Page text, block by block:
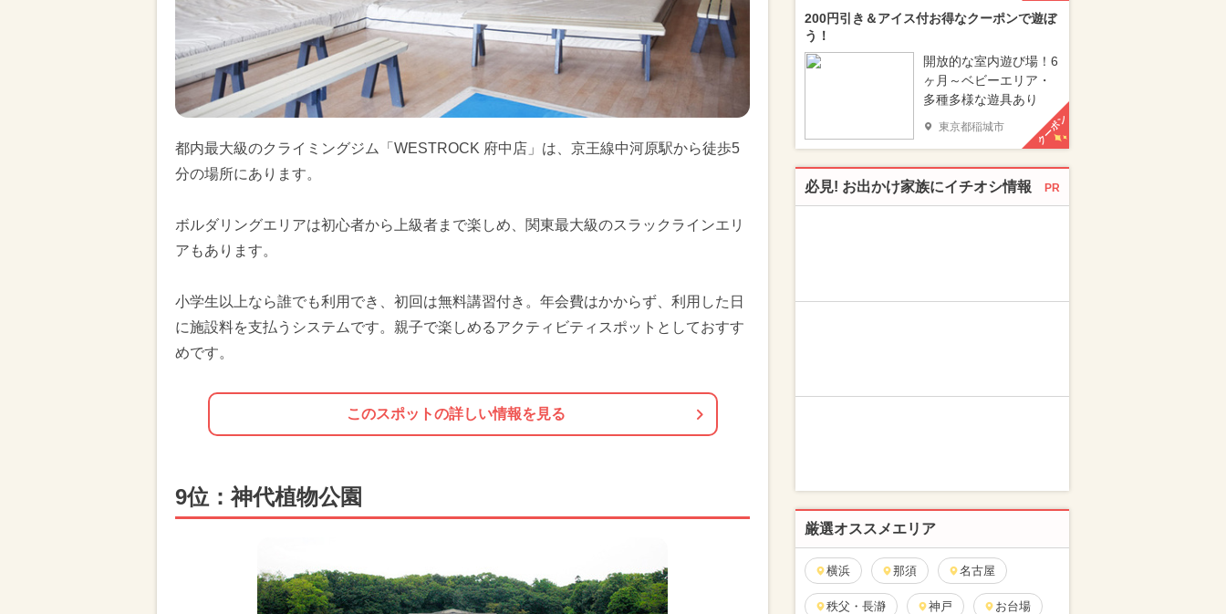
都内最大級のクライミングジム「WESTROCK 府中店」は、京王線中河原駅から徒歩5
分の場所にあります。
ボルダリングエリアは初心者から上級者まで楽しめ、関東最大級のスラックラインエリ
アもあります。
小学生以上なら誰でも利用でき、初回は無料講習付き。年会費はかからず、利用した日
に施設料を支払うシステムです。親子で楽しめるアクティビティスポットとしておすす
めです。
このスポットの詳しい情報を見る
9位：神代植物公園
200円引き＆アイス付お得なクーポンで遊ぼ
う！
開放的な室内遊び場！6
ヶ月～ベビーエリア・
多種多様な遊具あり
東京都稲城市 クーポン
必見! お出かけ家族にイチオシ情報 PR
厳選オススメエリア
横浜 那須 名古屋
秩父・長瀞 神戸 お台場